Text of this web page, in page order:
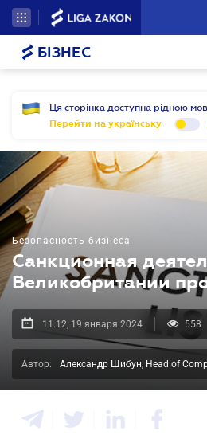
БІЗНЕС
Ця сторінка доступна рідною
Перейти на українську
Безопасность бизнеса
Санкционная
Великобритании
11.12, 19 января 2024 558
Автор: Александр Щибун, Head of